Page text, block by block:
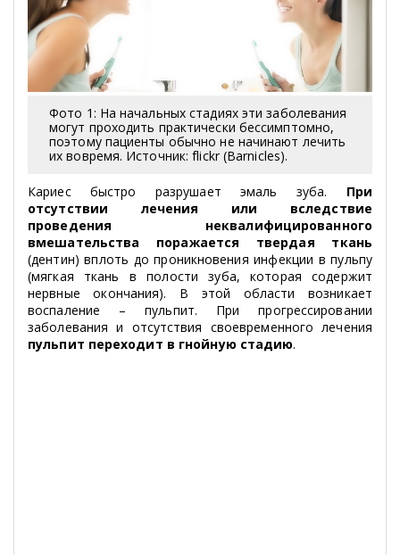
Фото 1: На начальных стадиях эти заболевания
могут проходить практически бессимптомно,
поэтому пациенты обычно не начинают лечить
их вовремя. Источник: flickr (Barnicles).
Кариес быстро разрушает эмаль зуба. При
отсутствии лечения или вследствие
проведения неквалифицированного
вмешательства поражается твердая ткань
(дентин) вплоть до проникновения инфекции в пульпу
(мягкая ткань в полости зуба, которая содержит
нервные окончания). В этой области возникает
воспаление – пульпит. При прогрессировании
заболевания и отсутствия своевременного лечения
пульпит переходит в гнойную стадию.